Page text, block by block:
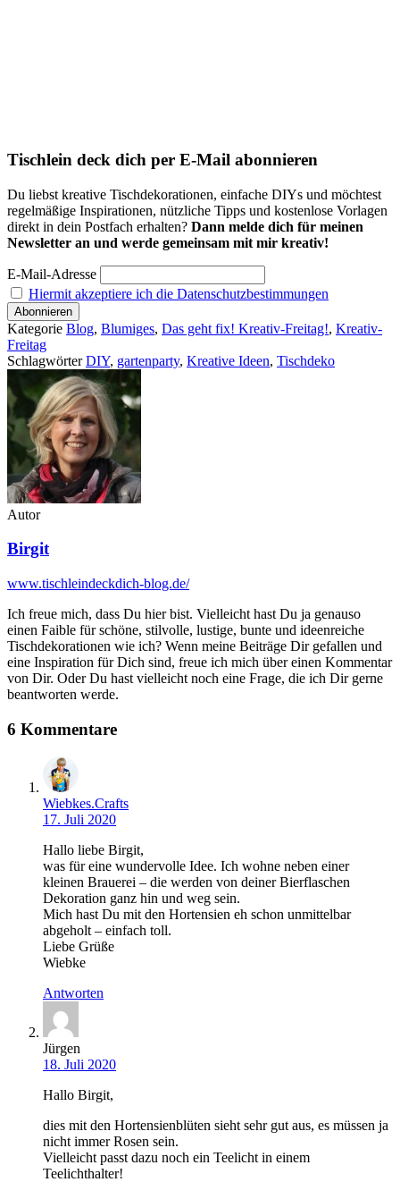
Tischlein deck dich per E-Mail abonnieren
Du liebst kreative Tischdekorationen, einfache DIYs und möchtest
regelmäßige Inspirationen, nützliche Tipps und kostenlose Vorlagen
direkt in dein Postfach erhalten? Dann melde dich für meinen
Newsletter an und werde gemeinsam mit mir kreativ!
E-Mail-Adresse
Hiermit akzeptiere ich die Datenschutzbestimmungen
Kategorie Blog, Blumiges, Das geht fix! Kreativ-Freitag!, Kreativ-
Freitag
SchlagwörterDIY, gartenparty, Kreative Ideen, Tischdeko
Autor
Birgit
www.tischleindeckdich-blog.de/
Ich freue mich, dass Du hier bist. Vielleicht hast Du ja genauso
einen Faible für schöne, stilvolle, lustige, bunte und ideenreiche
Tischdekorationen wie ich? Wenn meine Beiträge Dir gefallen und
eine Inspiration für Dich sind, freue ich mich über einen Kommentar
von Dir. Oder Du hast vielleicht noch eine Frage, die ich Dir gerne
beantworten werde.
6 Kommentare
Wiebkes.Crafts
17. Juli 2020
Hallo liebe Birgit,
was für eine wundervolle Idee. Ich wohne neben einer
kleinen Brauerei – die werden von deiner Bierflaschen
Dekoration ganz hin und weg sein.
Mich hast Du mit den Hortensien eh schon unmittelbar
abgeholt – einfach toll.
Liebe Grüße
Wiebke
Antworten
Jürgen
18. Juli 2020
Hallo Birgit,
dies mit den Hortensienblüten sieht sehr gut aus, es müssen ja
nicht immer Rosen sein.
Vielleicht passt dazu noch ein Teelicht in einem
Teelichthalter!